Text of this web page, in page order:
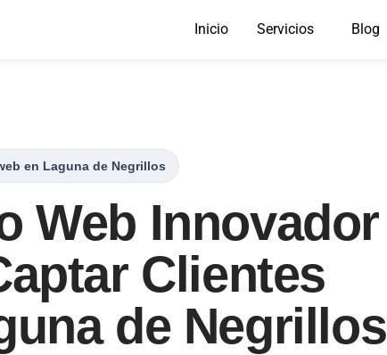
Inicio Servicios Blog
en Laguna de Negrillos
Web Innovador
Clientes
de Negrillos